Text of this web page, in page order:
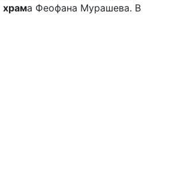
храма Феофана Мурашева. В